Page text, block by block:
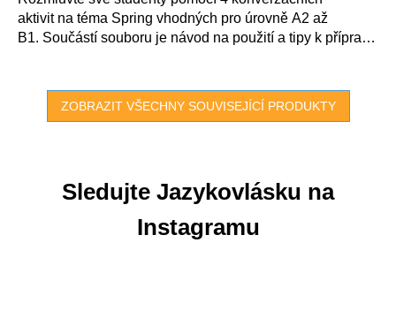
5
hvězdiček.
aktivit na téma Spring vhodných pro úrovně A2 až
B1. Součástí souboru je návod na použití a tipy k přípravě
ZOBRAZIT VŠECHNY SOUVISEJÍCÍ PRODUKTY
Sledujte Jazykovlásku na
Instagramu